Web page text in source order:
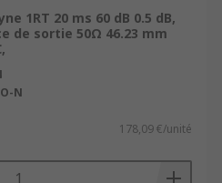
1RT 20 ms 60 dB 0.5 dB,
de sortie 50Ω 46.23 mm
N
178,09 €/unité